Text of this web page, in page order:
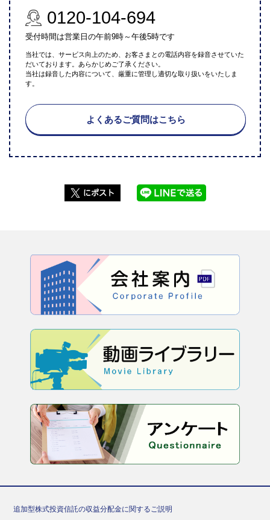
0120-104-694
受付時間は営業日の午前9時～午後5時です
当社では、サービス向上のため、お客さまとの電話内容を録音させていた
だいております。あらかじめご了承ください。
当社は録音した内容について、厳重に管理し適切な取り扱いをいたしま
す。
よくあるご質問はこちら
追加型株式投資信託の収益分配金に関するご説明